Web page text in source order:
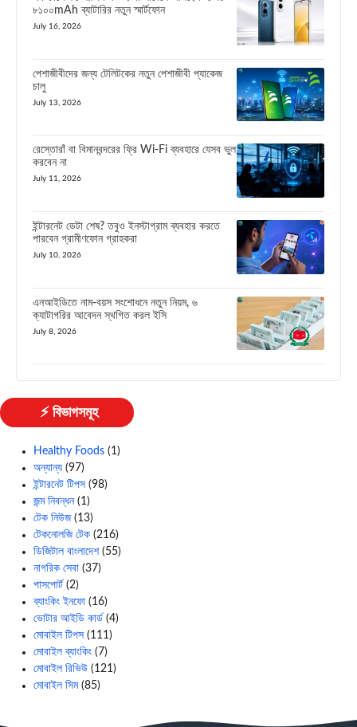
৮১০০mAh ব্যাটারির নতুন স্মার্টফোন
July 16, 2026
পেশাজীবীদের জন্য টেলিটকের নতুন পেশাজীবী প্যাকেজ
চালু
July 13, 2026
রেস্তোরাঁ বা বিমানবন্দরের ফ্রি Wi-Fi ব্যবহারে যেসব ভুল
করবেন না
July 11, 2026
ইন্টারনেট ডেটা শেষ? তবুও ইনস্টাগ্রাম ব্যবহার করতে
পারবেন গ্রামীণফোন গ্রাহকরা
July 10, 2026
এনআইডিতে নাম-বয়স সংশোধনে নতুন নিয়ম, ৬
ক্যাটাগরির আবেদন স্থগিত করল ইসি
July 8, 2026
⚡ বিভাগসমূহ
Healthy Foods (1)
অন্যান্য (97)
ইন্টারনেট টিপস (98)
জন্ম নিবন্ধন(1)
টেক নিউজ(13)
টেকনোলজি টেক (216)
ডিজিটাল বাংলাদেশ(55)
নাগরিক সেবা (37)
পাসপোর্ট (2)
ব্যাংকিং ইনফো (16)
ভোটার আইডি কার্ড (4)
মোবাইল টিপস (111)
মোবাইল ব্যাংকিং (7)
মোবাইল রিভিউ (121)
মোবাইল সিম(85)